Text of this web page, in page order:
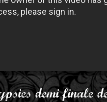
demi finale